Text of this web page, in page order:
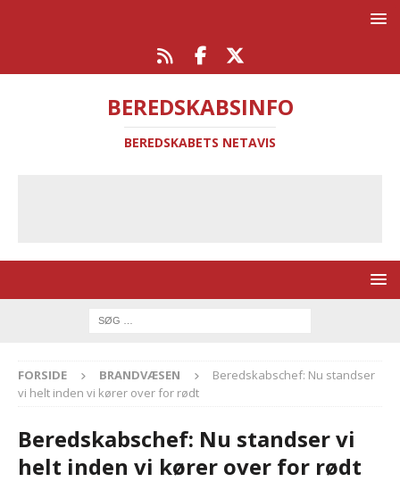
BEREDSKABSINFO
BEREDSKABETS NETAVIS
FORSIDE BRANDVÆSEN
Beredskabschef: Nu standser
vi helt inden vi kører over for rødt
Beredskabschef: Nu standser vi
helt inden vi kører over for rødt